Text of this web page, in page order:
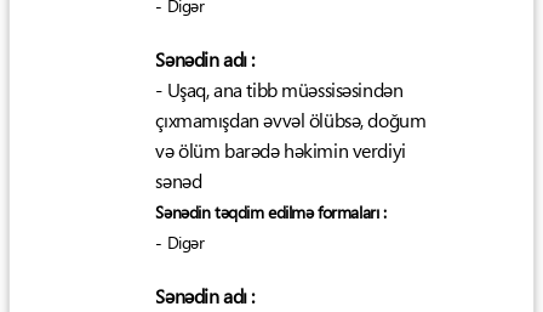
- Digər
Sənədin adı :
- Uşaq, ana tibb müəssisəsindən
çıxmamışdan əvvəl ölübsə, doğum
və ölüm barədə həkimin verdiyi
sənəd
Sənədin təqdim edilmə formaları :
- Digər
Sənədin adı :